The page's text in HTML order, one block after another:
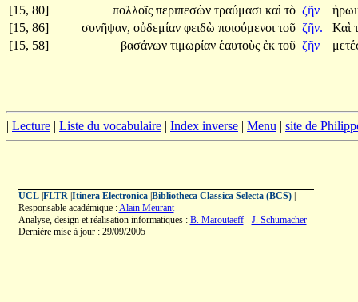
[15, 80]
πολλοῖς περιπεσὼν τραύμασι καὶ τὸ ζῆν
[15, 86]
συνῆψαν, οὐδεμίαν φειδὼ ποιούμενοι τοῦ ζῆν. Καὶ
[15, 58]
βασάνων τιμωρίαν ἑαυτοὺς ἐκ τοῦ ζῆν
| Lecture | Liste du vocabulaire | Index inverse | Menu | site de
UCL| FLTR| Itinera Electronica| Bibliotheca Classica Selecta (BCS)|
Responsable académique :Alain Meurant
Analyse, design et réalisation informatiques : B. Maroutaeff- J. Schumacher
Dernière mise à jour : 29/09/2005